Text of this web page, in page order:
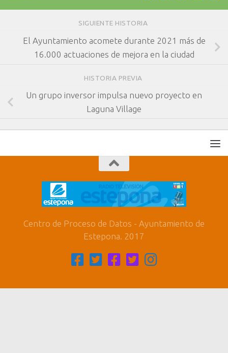
SIGUIENTE HISTORIA
El Ayuntamiento acomete durante 2021 más de
16.000 actuaciones de mejora en la ciudad
HISTORIA PREVIA
Un grupo inversor impulsa nuevo proyecto en
Laguna Village
Centro de Proceso de Datos - Ayuntamiento de
Estepona. 2017